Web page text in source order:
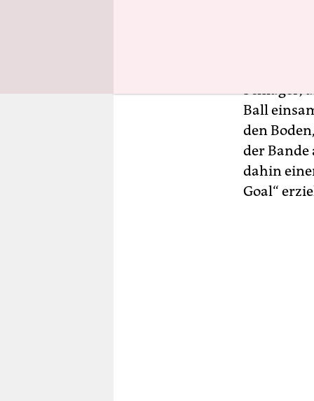
ihren
Anpfiff
Ball
den
der Bande
dahin
Goal“